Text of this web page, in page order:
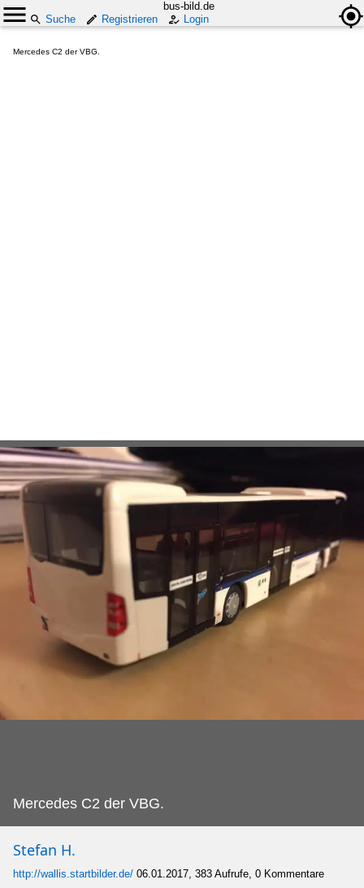
bus-bild.de
Suche
Registrieren Login
Mercedes C2 der VBG.
Mercedes C2 der VBG.
Stefan H.
http://wallis.startbilder.de/ 06.01.2017, 383 Aufrufe, 0 Kommentare